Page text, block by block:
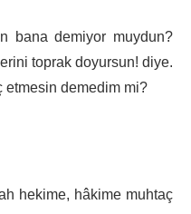
bana demiyor muydun?
toprak doyursun! diye.
etmesin demedim mi?
hekime, hâkime muhtaç